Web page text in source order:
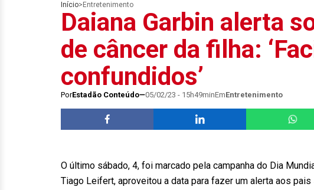
Início> Entretenimento
Daiana Garbin alerta
de câncer da filha:
confundidos’
PorEstadão Conteúdo 05/02/23 - 15h49minEmEntretenimento
O último sábado, 4, foi marcado pela campanha do Dia
Tiago Leifert, aproveitou a data para fazer um alerta aos